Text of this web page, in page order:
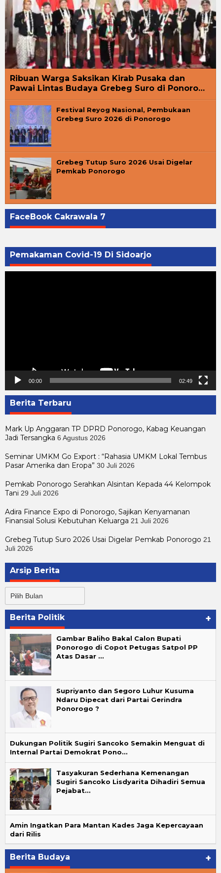
Ribuan Warga Saksikan Kirab Pusaka dan
Pawai Lintas Budaya Grebeg Suro di Ponoro…
Festival Reyog Nasional, Pembukaan
Grebeg Suro 2026 di Ponorogo
Grebeg Tutup Suro 2026 Usai Digelar
Pemkab Ponorogo
FaceBook Cakrawala 7
Pemakaman Covid-19 Di Sidoarjo
00:00 02:49
Berita Terbaru
Mark Up Anggaran TP DPRD Ponorogo, Kabag Keuangan
Jadi Tersangka 6 Agustus 2026
Seminar UMKM Go Export : “Rahasia UMKM Lokal Tembus
Pasar Amerika dan Eropa” 30 Juli 2026
Pemkab Ponorogo Serahkan Alsintan Kepada 44 Kelompok
Tani 29 Juli 2026
Adira Finance Expo di Ponorogo, Sajikan Kenyamanan
Finansial Solusi Kebutuhan Keluarga 21 Juli 2026
Grebeg Tutup Suro 2026 Usai Digelar Pemkab Ponorogo 21
Juli 2026
Arsip Berita
Berita
Berita Politik +
Gambar Baliho Bakal Calon Bupati
Ponorogo di Copot Petugas Satpol PP
Atas Dasar …
Supriyanto dan Segoro Luhur Kusuma
Ndaru Dipecat dari Partai Gerindra
Ponorogo ?
Dukungan Politik Sugiri Sancoko Semakin Menguat di
Internal Partai Demokrat Pono…
Tasyakuran Sederhana Kemenangan
Sugiri Sancoko Lisdyarita Dihadiri Semua
Pejabat…
Amin Ingatkan Para Mantan Kades Jaga Kepercayaan
dari Rilis
Berita Budaya +